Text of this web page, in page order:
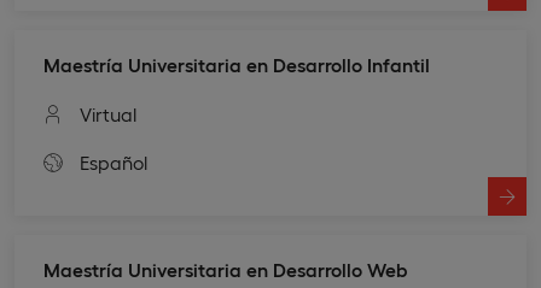
Maestría Universitaria en Desarrollo Infantil
Virtual
Español
Maestría Universitaria en Desarrollo Web